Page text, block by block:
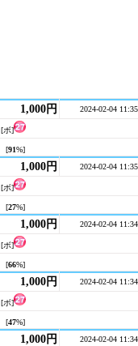
1,000円 2024-02-04 11:35
[ボ]
[91%]
1,000円 2024-02-04 11:35
[ボ]
[27%]
1,000円 2024-02-04 11:34
[ボ]
[66%]
1,000円 2024-02-04 11:34
[ボ]
[47%]
1,000円 2024-02-04 11:34